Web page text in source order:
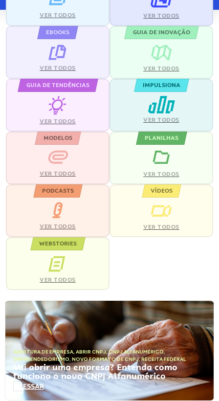
VER TODOS VER TODOS
EBOOKS
VER TODOS
GUIA DE INOVAÇÃO
VER TODOS
GUIA DE TENDÊNCIAS
VER TODOS
IMPULSIONA
VER TODOS
MODELOS
VER TODOS
PLANILHAS
VER TODOS
PODCASTS
VER TODOS
VÍDEOS
VER TODOS
WEBSTORIES
VER TODOS
ABERTURA DE EMPRESA, ABRIR CNPJ,CNPJ ALFANUMÉRICO,
EMPREENDEDORISMO, NOVO FORMATO DE CNPJ,RECEITA FEDERAL
Vai abrir uma empresa? Entenda como
funciona o novo CNPJ Alfanumérico
ACESSAR